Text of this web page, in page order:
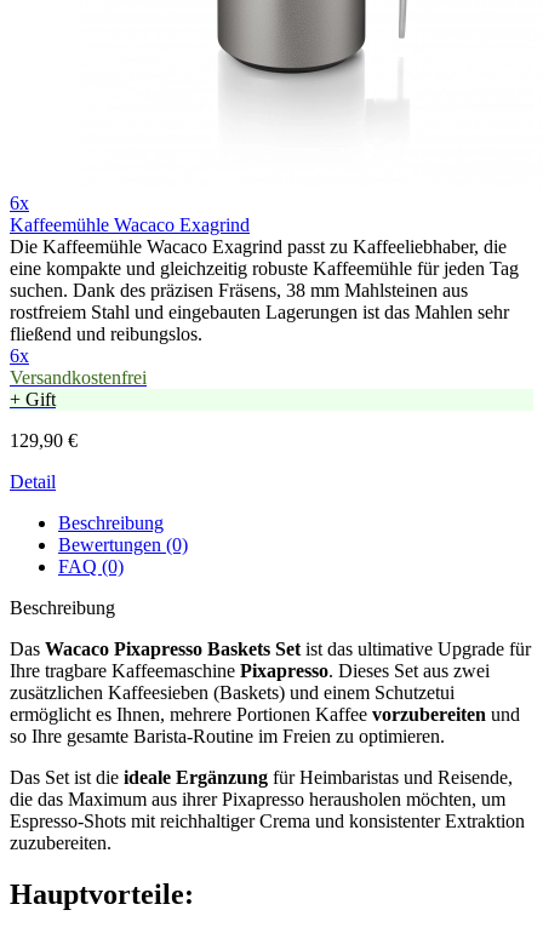
6x
Kaffeemühle Wacaco Exagrind
Die Kaffeemühle Wacaco Exagrind passt zu Kaffeeliebhaber, die
eine kompakte und gleichzeitig robuste Kaffeemühle für jeden Tag
suchen. Dank des präzisen Fräsens, 38 mm Mahlsteinen aus
rostfreiem Stahl und eingebauten Lagerungen ist das Mahlen sehr
fließend und reibungslos.
6x
Versandkostenfrei
+ Gift
129,90 €
Detail
Beschreibung
Bewertungen (0)
FAQ (0)
Beschreibung
Das Wacaco Pixapresso Baskets Set ist das ultimative Upgrade für
Ihre tragbare Kaffeemaschine Pixapresso. Dieses Set aus zwei
zusätzlichen Kaffeesieben (Baskets) und einem Schutzetui
ermöglicht es Ihnen, mehrere Portionen Kaffee vorzubereiten und
so Ihre gesamte Barista-Routine im Freien zu optimieren.
Das Set ist die ideale Ergänzung für Heimbaristas und Reisende,
die das Maximum aus ihrer Pixapresso herausholen möchten, um
Espresso-Shots mit reichhaltiger Crema und konsistenter Extraktion
zuzubereiten.
Hauptvorteile: